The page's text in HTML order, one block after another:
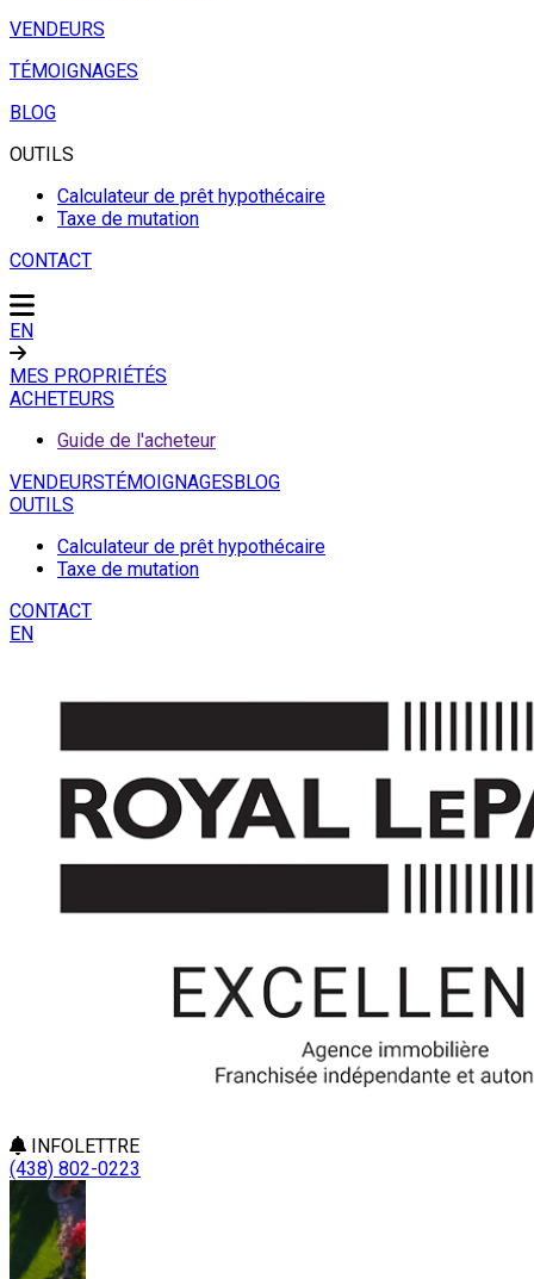
VENDEURS
TÉMOIGNAGES
BLOG
OUTILS
Calculateur de prêt hypothécaire
Taxe de mutation
CONTACT
EN
MES PROPRIÉTÉS
ACHETEURS
Guide de l'acheteur
VENDEURSTÉMOIGNAGESBLOG
OUTILS
Calculateur de prêt hypothécaire
Taxe de mutation
CONTACT
EN
INFOLETTRE
(438) 802-0223